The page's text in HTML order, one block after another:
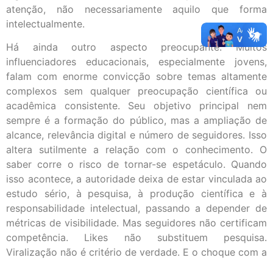
atenção, não necessariamente aquilo que forma
intelectualmente.
Há ainda outro aspecto preocupante. Muitos
influenciadores educacionais, especialmente jovens,
falam com enorme convicção sobre temas altamente
complexos sem qualquer preocupação científica ou
acadêmica consistente. Seu objetivo principal nem
sempre é a formação do público, mas a ampliação de
alcance, relevância digital e número de seguidores. Isso
altera sutilmente a relação com o conhecimento. O
saber corre o risco de tornar-se espetáculo. Quando
isso acontece, a autoridade deixa de estar vinculada ao
estudo sério, à pesquisa, à produção científica e à
responsabilidade intelectual, passando a depender de
métricas de visibilidade. Mas seguidores não certificam
competência. Likes não substituem pesquisa.
Viralização não é critério de verdade. E o choque com a